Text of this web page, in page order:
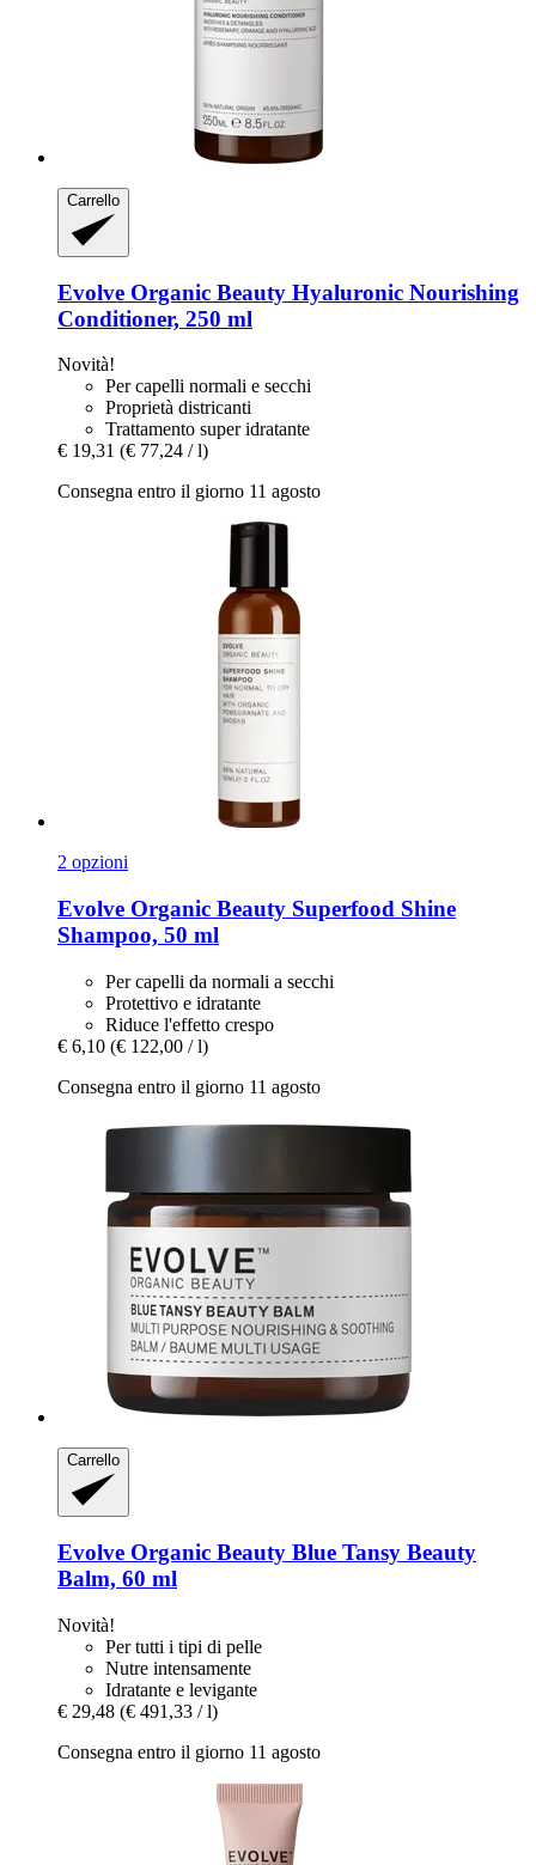
Carrello
Evolve Organic Beauty Hyaluronic Nourishing
Conditioner, 250 ml
Novità!
Per capelli normali e secchi
Proprietà districanti
Trattamento super idratante
€ 19,31 (€ 77,24 / l)
Consegna entro il giorno 11 agosto
2 opzioni
Evolve Organic Beauty Superfood Shine
Shampoo, 50 ml
Per capelli da normali a secchi
Protettivo e idratante
Riduce l'effetto crespo
€ 6,10 (€ 122,00 / l)
Consegna entro il giorno 11 agosto
Carrello
Evolve Organic Beauty Blue Tansy Beauty
Balm, 60 ml
Novità!
Per tutti i tipi di pelle
Nutre intensamente
Idratante e levigante
€ 29,48 (€ 491,33 / l)
Consegna entro il giorno 11 agosto